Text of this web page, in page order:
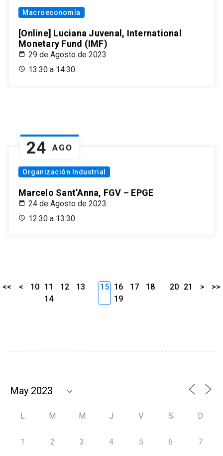
Macroeconomía
[Online] Luciana Juvenal, International
Monetary Fund (IMF)
29 de Agosto de 2023
13:30 a 14:30
24 AGO
Organización Industrial
Marcelo Sant’Anna, FGV – EPGE
24 de Agosto de 2023
12:30 a 13:30
<< < 10 11 12
13
14
15 16 17
18
19
20 21 > >>
L M M J V S D
1 2 3 4 5 6 7